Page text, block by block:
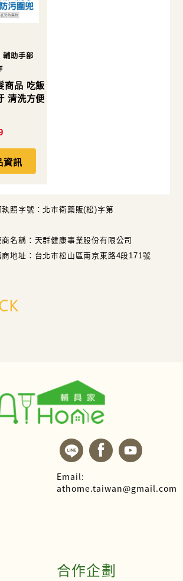
輔助手部
商品 吃飯
清洗方便
資訊
照字號：北市衛藥販(松)字第
名稱：天群健康事業股份有限公司
地址：台北市松山區南京東路4段171號
Email:
athome.taiwan@gmail.com
合作企劃